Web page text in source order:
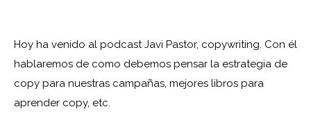
Hoy ha venido al podcast Javi Pastor, copywriting. Con él
hablaremos de como debemos pensar la estrategia de
copy para nuestras campañas, mejores libros para
aprender copy, etc.